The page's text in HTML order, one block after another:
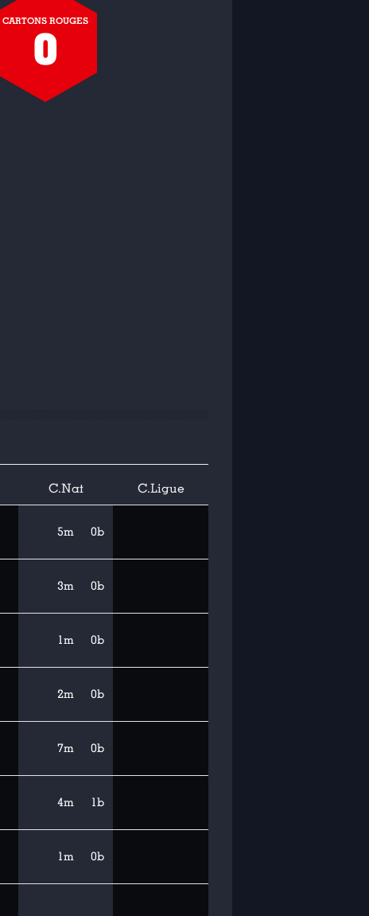
CARTONS ROUGES
0
C.Nat C.Ligue
5m 0b
3m 0b
1m 0b
2m 0b
7m 0b
4m 1b
1m 0b